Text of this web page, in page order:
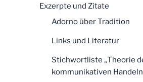
Exzerpte und Zitate
Adorno über Tradition
Links und Literatur
Stichwortliste „Theorie
kommunikativen